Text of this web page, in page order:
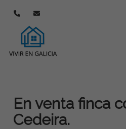
En venta finca
Cedeira.